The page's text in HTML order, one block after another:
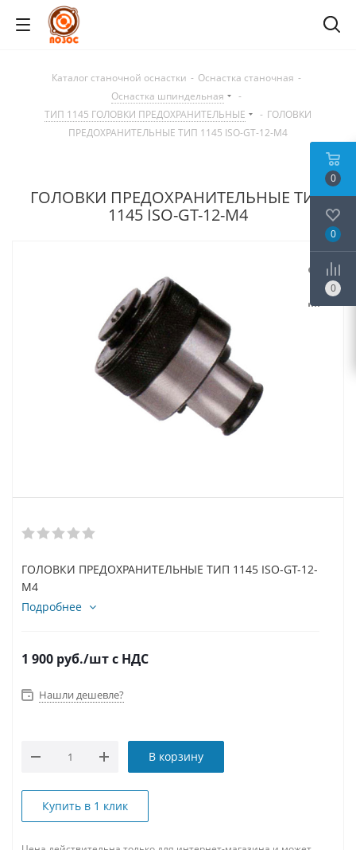
Каталог станочной оснастки - Оснастка станочная -
Оснастка шпиндельная
-
ТИП 1145 ГОЛОВКИ ПРЕДОХРАНИТЕЛЬНЫЕ
- ГОЛОВКИ
ПРЕДОХРАНИТЕЛЬНЫЕ ТИП 1145 ISO-GT-12-M4
ГОЛОВКИ ПРЕДОХРАНИТЕЛЬНЫЕ ТИП
1145 ISO-GT-12-M4
ГОЛОВКИ ПРЕДОХРАНИТЕЛЬНЫЕ ТИП 1145 ISO-GT-12-
M4
Подробнее
1 900 руб./штс НДС
Нашли дешевле?
В корзину
Купить в 1 клик
0
0
0